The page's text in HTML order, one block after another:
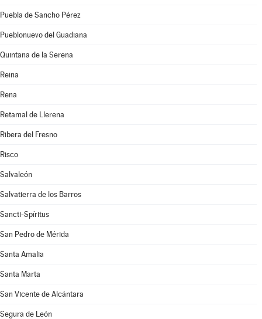
Puebla de Sancho Pérez
Pueblonuevo del Guadiana
Quintana de la Serena
Reina
Rena
Retamal de Llerena
Ribera del Fresno
Risco
Salvaleón
Salvatierra de los Barros
Sancti-Spíritus
San Pedro de Mérida
Santa Amalia
Santa Marta
San Vicente de Alcántara
Segura de León